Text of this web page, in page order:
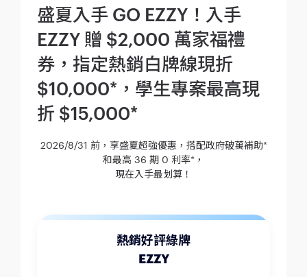
盛夏入手 GO EZZY！入手
EZZY 贈 $2,000 萬家福禮
券，指定熱銷白牌線現折
$10,000*，學生專案最高現
折 $15,000*
2026/8/31 前，享盛夏超強優惠，搭配政府破萬補助*
和最高 36 期 0 利率*，
現在入手最划算！
熱銷好評綠牌
EZZY